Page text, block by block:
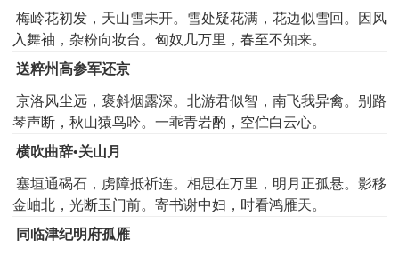
一百万，长作巢由也不辞。
梅岭花初发，天山雪未开。雪处疑花满，花边似雪回。因风
入舞袖，杂粉向妆台。匈奴几万里，春至不知来。
送粹州高参军还京
京洛风尘远，褒斜烟露深。北游君似智，南飞我异禽。别路
琴声断，秋山猿鸟吟。一乖青岩酌，空伫白云心。
横吹曲辞•关山月
塞垣通碣石，虏障抵祈连。相思在万里，明月正孤悬。影移
金岫北，光断玉门前。寄书谢中妇，时看鸿雁天。
同临津纪明府孤雁